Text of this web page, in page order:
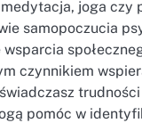
joga
samopoczucia
wsparcia
czynnikiem
pomóc w